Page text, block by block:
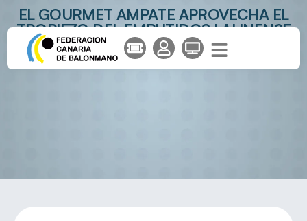
EL GOURMET AMPATE APROVECHA EL
TROPIEZO DEL EMBUTIDOS LALINENSE